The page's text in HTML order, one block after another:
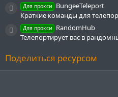
Иконка ресурса
Для прокси
BungeeTeleport
Краткие команды для
Иконка ресурса
Для прокси
RandomHub
Телепортирует вас в
Поделиться ресурсом